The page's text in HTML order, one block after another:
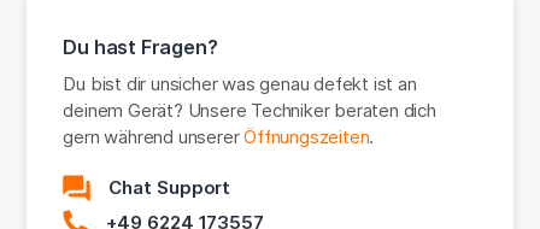
Du hast Fragen?
Du bist dir unsicher was genau defekt ist an
deinem Gerät? Unsere Techniker beraten dich
gern während unsererÖffnungszeiten.
Chat Support
+49 6224 173557